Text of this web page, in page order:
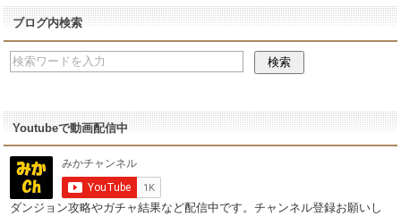
ブログ内検索
Youtubeで動画配信中
ダンジョン攻略やガチャ結果など配信中です。チャンネル登録お願いし